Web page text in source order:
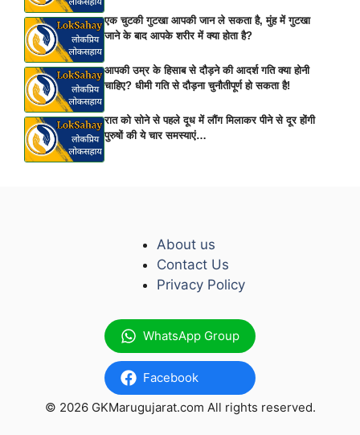
एक चुटकी गुटखा आपकी जान ले सकता है, मुंह में गुटखा
जाने के बाद आपके शरीर में क्या होता है?
आपकी उम्र के हिसाब से दौड़ने की आदर्श गति क्या होनी
चाहिए? धीमी गति से दौड़ना चुनौतीपूर्ण हो सकता है!
रात को सोने से पहले दूध में लौंग मिलाकर पीने से दूर होंगी
पुरुषों की ये चार समस्याएं…
WhatsApp Group
Facebook
About us
Contact Us
Privacy Policy
© 2026 GKMarugujarat.com All rights reserved.